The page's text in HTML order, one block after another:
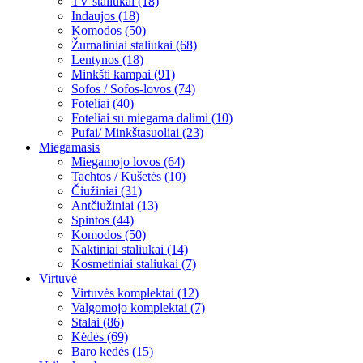
Indaujos (18)
Komodos (50)
Žurnaliniai staliukai (68)
Lentynos (18)
Minkšti kampai (91)
Sofos / Sofos-lovos (74)
Foteliai (40)
Foteliai su miegama dalimi (10)
Pufai/ Minkštasuoliai (23)
Miegamasis
Miegamojo lovos (64)
Tachtos / Kušetės (10)
Čiužiniai (31)
Antčiužiniai (13)
Spintos (44)
Komodos (50)
Naktiniai staliukai (14)
Kosmetiniai staliukai (7)
Virtuvė
Virtuvės komplektai (12)
Valgomojo komplektai (7)
Stalai (86)
Kėdės (69)
Baro kėdės (15)